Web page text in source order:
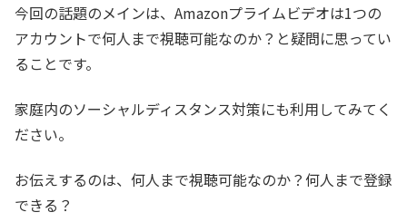
今回の話題のメインは、Amazonプライムビデオは1つの
アカウントで何人まで視聴可能なのか？と疑問に思ってい
ることです。
家庭内のソーシャルディスタンス対策にも利用してみてく
ださい。
お伝えするのは、何人まで視聴可能なのか？何人まで登録
できる？